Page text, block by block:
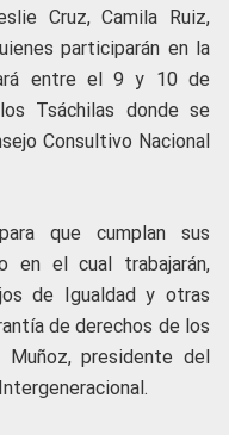
Cruz, Camila Ruiz,
participarán en la
entre el 9 y 10 de
Tsáchilas donde se
Consultivo Nacional
que cumplan sus
en el cual trabajarán,
de Igualdad y otras
de derechos de los
Muñoz, presidente del